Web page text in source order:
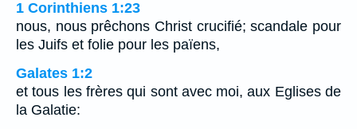
1 Corinthiens 1:23
nous, nous prêchons Christ crucifié; scandale pour
les Juifs et folie pour les païens,
Galates 1:2
et tous les frères qui sont avec moi, aux Eglises de
la Galatie: